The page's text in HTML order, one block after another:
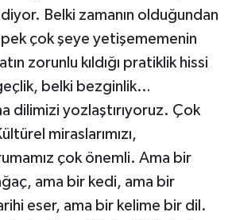
Belki zamanın olduğundan
pek çok şeye yetişememenin
zorunlu kıldığı pratiklik hissi
belki bezginlik…
dilimizi yozlaştırıyoruz. Çok
miraslarımızı,
çok önemli. Ama bir
ama bir kedi, ama bir
eser, ama bir kelime bir dil.